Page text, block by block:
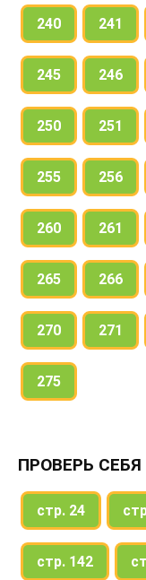
240 241
245 246
250 251
255 256
260 261
265 266
270 271
275
ПРОВЕРЬ СЕБЯ
стр. 24
стр. 142